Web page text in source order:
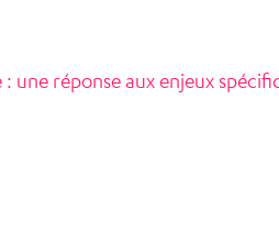
une réponse aux enjeux